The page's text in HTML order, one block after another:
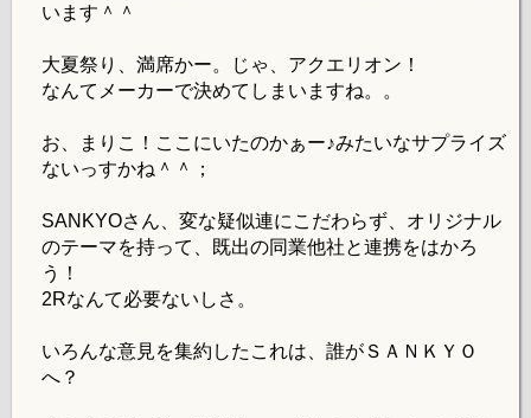
います＾＾
大夏祭り、満席かー。じゃ、アクエリオン！
なんてメーカーで決めてしまいますね。。
お、まりこ！ここにいたのかぁー♪みたいなサプライズ
ないっすかね＾＾；
SANKYOさん、変な疑似連にこだわらず、オリジナル
のテーマを持って、既出の同業他社と連携をはかろ
う！
2Rなんて必要ないしさ。
いろんな意見を集約したこれは、誰がＳＡＮＫＹＯ
へ？